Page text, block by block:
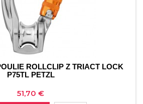
ROLLCLIP Z TRIACT LOCK
P75TL PETZL
Prix
51,70 €